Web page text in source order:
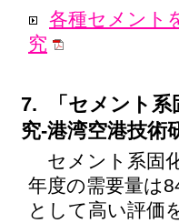
各種セメント
究
7. 「セメント系
究‐港湾空港技術
セメント系固
年度の需要量は
として高い評価